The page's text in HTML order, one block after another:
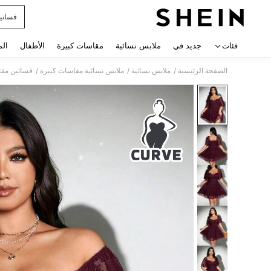
فئات جديد في ملابس نسائية مقاسات كبيرة الأطفال
الصفحة الرئيسية / ملابس نسائية / ملابس نسائية مقاسات كبيرة / فساتين